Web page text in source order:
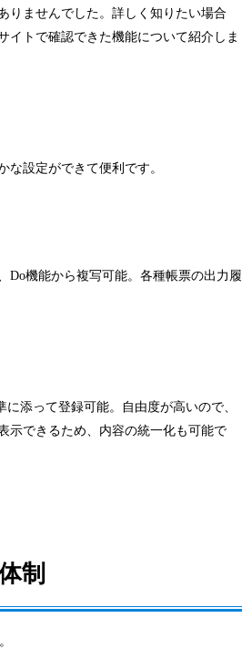
りませんでした。詳しく知りたい場合
イトで確認できた機能について紹介しま
設定ができて便利です。
Do機能から複写可能。各種帳票の出力履
添って登録可能。自由度が高いので、
示できるため、内容の統一化も可能で
制